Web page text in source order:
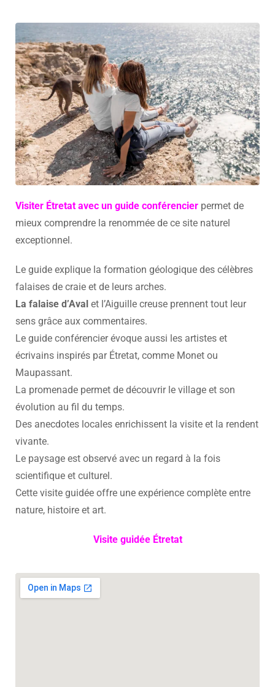
Visiter Étretat avec un guide conférencier permet de
mieux comprendre la renommée de ce site naturel
exceptionnel.
Le guide explique la formation géologique des célèbres
falaises de craie et de leurs arches.
La falaise d’Aval et l’Aiguille creuse prennent tout leur
sens grâce aux commentaires.
Le guide conférencier évoque aussi les artistes et
écrivains inspirés par Étretat, comme Monet ou
Maupassant.
La promenade permet de découvrir le village et son
évolution au fil du temps.
Des anecdotes locales enrichissent la visite et la rendent
vivante.
Le paysage est observé avec un regard à la fois
scientifique et culturel.
Cette visite guidée offre une expérience complète entre
nature, histoire et art.
Visite guidée Étretat